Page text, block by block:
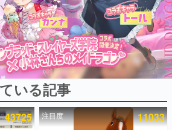
一覧
記事
が数千以上！ ページビュー数万以上！ などな
人々に読まれた、電ファミ渾身の“殿堂入り”記
ました。
いる記事
43725 注目度 11033